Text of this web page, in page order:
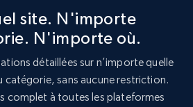
site. N'importe
N'importe où.
détaillées sur n’importe quelle
sans aucune restriction.
complet à toutes les plateformes